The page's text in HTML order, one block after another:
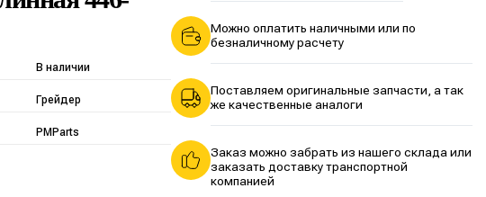
В наличии
Грейдер
PMParts
Можно оплатить наличными или по
безналичному расчету
Поставляем оригинальные запчасти, а так
же качественные аналоги
Заказ можно забрать из нашего склада или
заказать доставку транспортной
компанией